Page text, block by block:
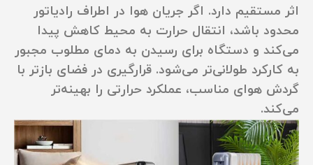
اثر مستقیم دارد. اگر جریان هوا در اطراف رادیاتور
محدود باشد، انتقال حرارت به محیط کاهش پیدا
می‌کند و دستگاه برای رسیدن به دمای مطلوب مجبور
به کارکرد طولانی‌تر می‌شود. قرارگیری در فضای بازتر با
گردش هوای مناسب، عملکرد حرارتی را بهینه‌تر
می‌کند.